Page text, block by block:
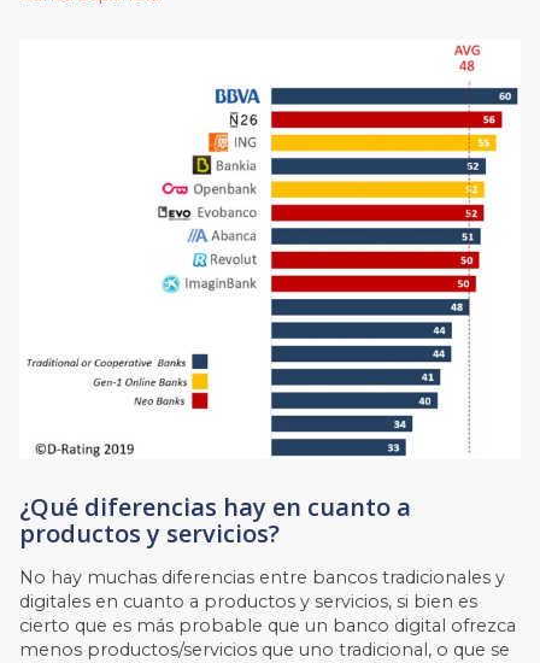
¿Qué diferencias hay en cuanto a
productos y servicios?
No hay muchas diferencias entre bancos tradicionales y
digitales en cuanto a productos y servicios, si bien es
cierto que es más probable que un banco digital ofrezca
menos productos/servicios que uno tradicional, o que se